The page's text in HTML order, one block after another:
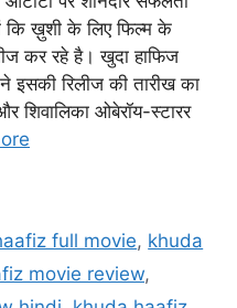
कि ख़ुशी के लिए फिल्म के
कर रहे है। खुदा हाफिज
ने इसकी रिलीज की तारीख का
शिवालिका ओबेरॉय-स्टारर
full movie, khuda
movie review,